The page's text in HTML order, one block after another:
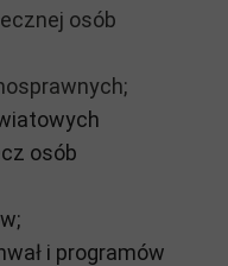
osób
osób
i programów